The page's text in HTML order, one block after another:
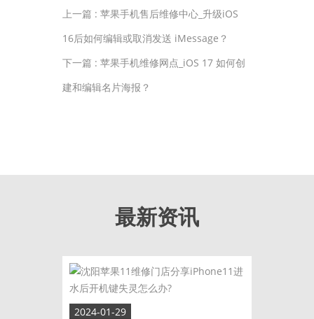
上一篇 : 苹果手机售后维修中心_升级iOS
16后如何编辑或取消发送 iMessage？
下一篇 : 苹果手机维修网点_iOS 17 如何创
建和编辑名片海报？
最新资讯
2024-01-29